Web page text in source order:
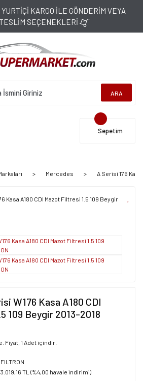
KARGO İLE GÖNDERİM VEYA
TESLİM SEÇENEKLERİ
ARA
Sepetim
Mercedes A Serisi 176
W176 Kasa A180 CDI
109 Beygir 2013-2018
Fiyat, 1 Adet içindir.
FILTRON
3.019,16 TL (%4,00 havale indirimi)